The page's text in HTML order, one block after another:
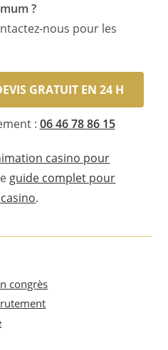
?
nous pour les
GRATUIT EN 24 H
: 06 46 78 86 15
casino pour
guide complet pour
.
congrès